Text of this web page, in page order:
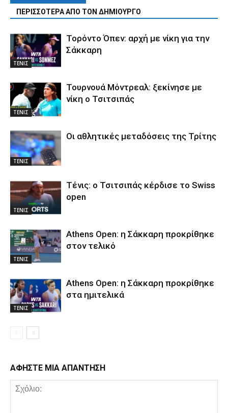
ΠΕΡΙΣΣΟΤΕΡΑ ΑΠΟ ΤΟΝ ΔΗΜΙΟΥΡΓΟ
ΤΕΝΙΣ
Τορόντο Όπεν: αρχή με νίκη για την
Σάκκαρη
ΤΕΝΙΣ
Τουρνουά Μόντρεαλ: ξεκίνησε με
νίκη ο Τσιτσιπάς
ΤΕΝΙΣ
Οι αθλητικές μεταδόσεις της Τρίτης
ΤΕΝΙΣ
Τένις: ο Τσιτσιπάς κέρδισε το Swiss
open
ΤΕΝΙΣ
Athens Open: η Σάκκαρη προκρίθηκε
στον τελικό
ΤΕΝΙΣ
Athens Open: η Σάκκαρη προκρίθηκε
στα ημιτελικά
ΑΦΗΣΤΕ ΜΙΑ ΑΠΑΝΤΗΣΗ